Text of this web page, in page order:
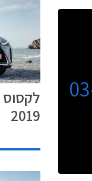
2019